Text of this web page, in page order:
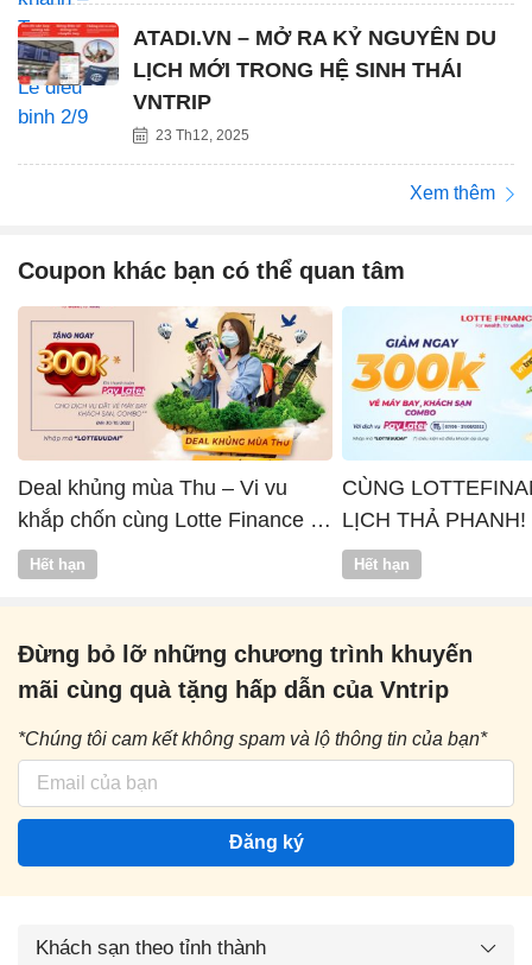
ATADI.VN – MỞ RA KỶ NGUYÊN DU
LỊCH MỚI TRONG HỆ SINH THÁI
VNTRIP
23 Th12, 2025
Xem thêm
Coupon khác bạn có thể quan tâm
Deal khủng mùa Thu – Vi vu
khắp chốn cùng Lotte Finance x
Vntrip
Hết hạn
CÙNG
LỊCH THẢ PHANH!
Hết hạn
Đừng bỏ lỡ những chương trình khuyến
mãi cùng quà tặng hấp dẫn của Vntrip
*Chúng tôi cam kết không spam và lộ thông tin của bạn*
Đăng ký
Khách sạn theo tỉnh thành